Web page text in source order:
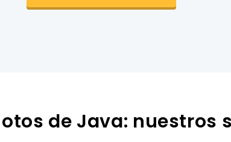
de Java: nuestros